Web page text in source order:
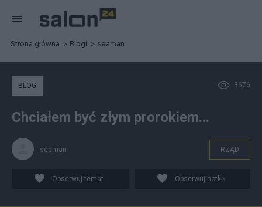
Strona główna Blogi seaman
3676
BLOG
Chciałem być złym prorokiem...
seaman RZĄD
Obserwuj temat Obserwuj notkę